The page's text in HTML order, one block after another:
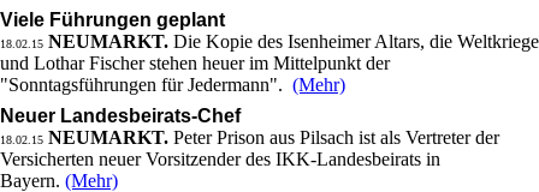
Viele Führungen geplant
18.02.15 NEUMARKT. Die Kopie des Isenheimer Altars, die Weltkriege
und Lothar Fischer stehen heuer im Mittelpunkt der
"Sonntagsführungen für Jedermann". (Mehr)
Neuer Landesbeirats-Chef
18.02.15 NEUMARKT. Peter Prison aus Pilsach ist als Vertreter der
Versicherten neuer Vorsitzender des IKK-Landesbeirats in
Bayern. (Mehr)